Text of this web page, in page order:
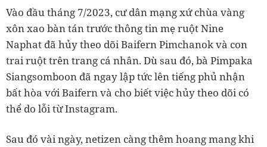
Vào đầu tháng 7/2023, cư dân mạng xứ chùa vàng
xôn xao bàn tán trước thông tin mẹ ruột Nine
Naphat đã hủy theo dõi Baifern Pimchanok và con
trai ruột trên trang cá nhân. Dù sau đó, bà Pimpaka
Siangsomboon đã ngay lập tức lên tiếng phủ nhận
bất hòa với Baifern và cho biết việc hủy theo dõi có
thể do lỗi từ Instagram.
Sau đó vài ngày, netizen càng thêm hoang mang khi